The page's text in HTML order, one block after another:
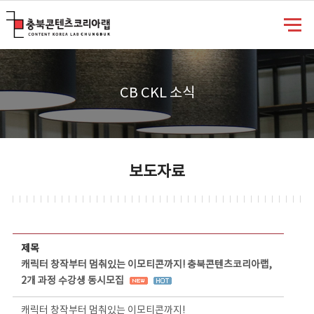
CB CKL 소식
보도자료
제목
캐릭터 창작부터 멈춰있는 이모티콘까지! 충북콘텐츠코리아랩,
2개 과정 수강생 동시모집
캐릭터 창작부터 멈춰있는 이모티콘까지!